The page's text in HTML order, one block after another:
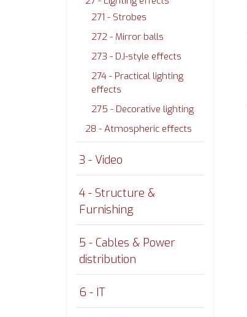
271 - Strobes
272 - Mirror balls
273 - DJ-style effects
274 - Practical lighting
effects
275 - Decorative lighting
28 - Atmospheric effects
3 - Video
4 - Structure &
Furnishing
5 - Cables & Power
distribution
6 - IT